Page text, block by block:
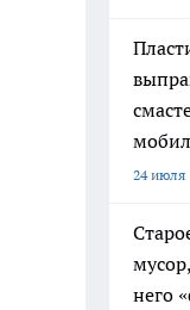
24 июля
него